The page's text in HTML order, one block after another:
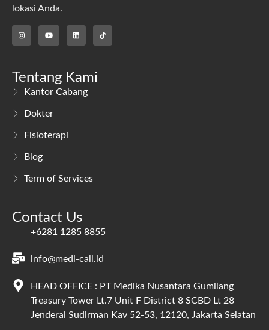
lokasi Anda.
Tentang Kami
Kantor Cabang
Dokter
Fisioterapi
Blog
Term of Services
Contact Us
+6281 1285 8855
info@medi-call.id
HEAD OFFICE : PT Medika Nusantara Gumilang
Treasury Tower Lt.7 Unit F District 8 SCBD Lt 28
Jenderal Sudirman Kav 52-53, 12120, Jakarta Selatan